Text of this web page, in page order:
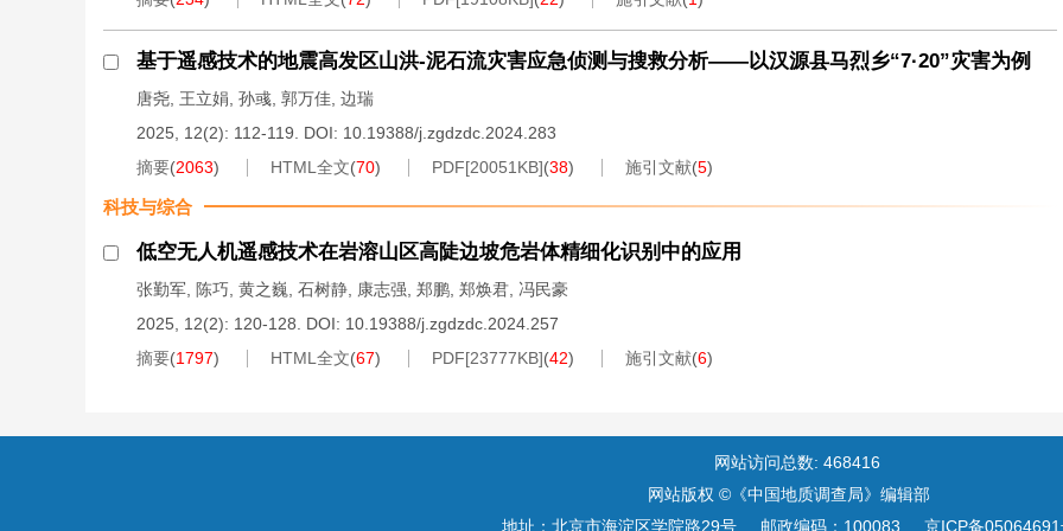
基于遥感技术的地震高发区山洪-泥石流灾害应急侦测与搜救分析——以汉源县马烈乡“7·20”灾害为例
唐尧 王立娟 孙彧 郭万佳 边瑞
2025, 12(2): 112-119.
DOI: 10.19388/j.zgdzdc.2024.283
摘要(2063) HTML全文(70) PDF[20051KB](38) 施引文献(5)
科技与综合
低空无人机遥感技术在岩溶山区高陡边坡危岩体精细化识别中的应用
张勤军 陈巧 黄之巍 石树静 康志强 郑鹏 郑焕君 冯民豪
2025, 12(2): 120-128.
DOI: 10.19388/j.zgdzdc.2024.257
摘要(1797) HTML全文(67) PDF[23777KB](42) 施引文献(6)
网站访问总数: 468416
网站版权 ©《中国地质调查局》编辑部
地址：北京市海淀区学院路29号
邮政编码：100083 京ICP备